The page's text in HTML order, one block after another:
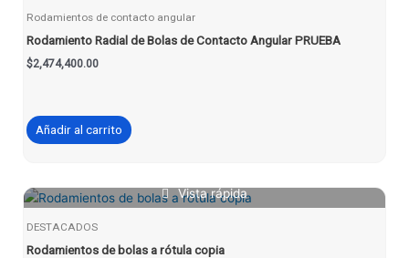
Rodamientos de contacto angular
Rodamiento Radial de Bolas de Contacto Angular PRUEBA
$2,474,400.00
Añadir al carrito
Vista rápida
DESTACADOS
Rodamientos de bolas a rótula copia